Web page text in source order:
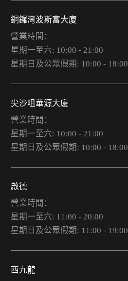
銅鑼灣波斯富大廈
營業時間：
星期一至六: 10:00 - 21:00
星期日及公眾假期: 10:00 - 18:00
尖沙咀華源大廈
營業時間：
星期一至六: 10:00 - 21:00
星期日及公眾假期: 10:00 - 18:00
啟德
營業時間：
星期一至六: 11:00 - 20:00
星期日及公眾假期: 11:00 - 19:00
西九龍